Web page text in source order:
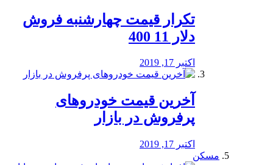
تکرار قیمت چهارشنبه فروش
دلار 11 400
اکتبر 17, 2019
آخرین قیمت خودرو‌های
پرفروش در بازار
اکتبر 17, 2019
مسکن